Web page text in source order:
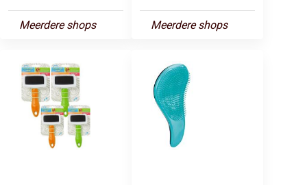
Meerdere shops Meerdere shops